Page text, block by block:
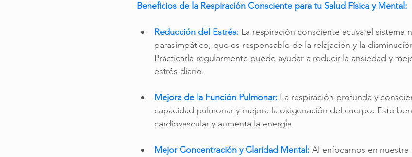
Beneficios de la Respiración Consciente para tu Salud Física y Mental:
Reducción del Estrés: La respiración consciente activa el sistema
parasimpático, que es responsable de la relajación y la
Practicarla regularmente puede ayudar a reducir la ansiedad y
estrés diario.
Mejora de la Función Pulmonar: La respiración profunda y
capacidad pulmonar y mejora la oxigenación del cuerpo. Esto
cardiovascular y aumenta la energía.
Mejor Concentración y Claridad Mental: Al enfocarnos en nuestra